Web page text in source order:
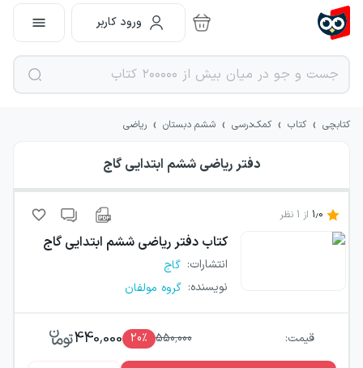
ورود کاربر
کتابچی › کتاب › کمک‌درسی › ششم دبستان › ریاضی
دفتر ریاضی ششم ابتدایی گاج
1.0 از 1 نظر
کتاب دفتر ریاضی ششم ابتدایی گاج
انتشارات: گاج
نویسنده: گروه مولفان
قیمت: 550,000
20٪ 440,000